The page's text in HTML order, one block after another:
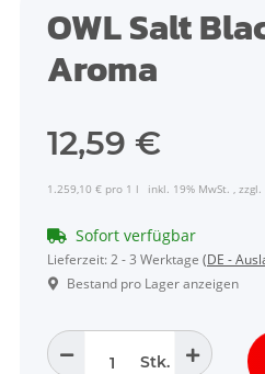
OWL Salt
Aroma
12,59 €
1.259,10 € pro 1 l inkl. 19% MwSt. , zzgl.
Sofort verfügbar
Lieferzeit:2 - 3 Werktage (DE -
Bestand pro Lager anzeigen
Stk.